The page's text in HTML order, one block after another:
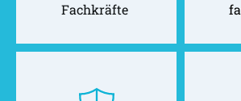
Fachkräfte